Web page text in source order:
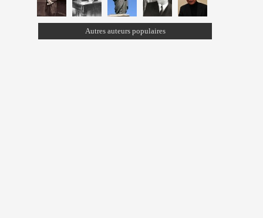
Autres auteurs populaires